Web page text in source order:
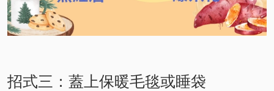
招式三：蓋上保暖毛毯或睡袋